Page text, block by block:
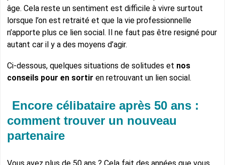
âge. Cela reste un sentiment est difficile à vivre surtout
lorsque l’on est retraité et que la vie professionnelle
n’apporte plus ce lien social. Il ne faut pas être resigné pour
autant car il y a des moyens d’agir.
Ci-dessous, quelques situations de solitudes et nos
conseils pour en sortir en retrouvant un lien social.
Encore célibataire après 50 ans :
comment trouver un nouveau
partenaire